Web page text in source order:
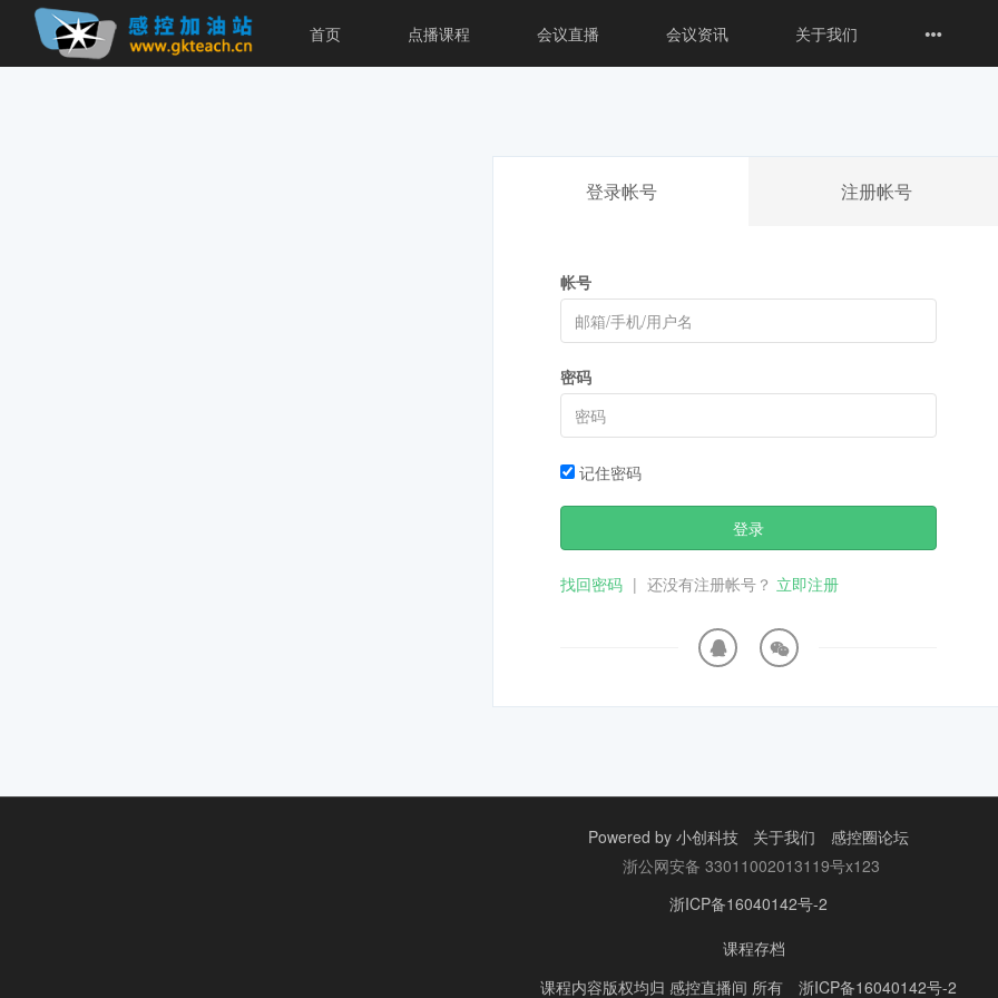
首页 点播课程 会议直播 会议资讯 关于我们
登录帐号 注册帐号
帐号
密码
记住密码
登录
找回密码 | 还没有注册帐号？ 立即注册
Powered by 小创科技 关于我们
感控圈论坛
浙公网安备 33011002013119号x123
浙ICP备16040142号-2
课程存档
课程内容版权均归 感控直播间 所有 浙ICP备16040142号-2